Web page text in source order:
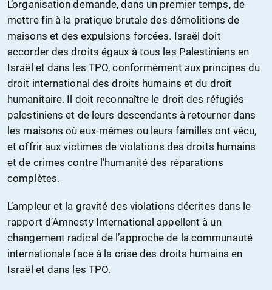
L’organisation demande, dans un premier temps, de
mettre fin à la pratique brutale des démolitions de
maisons et des expulsions forcées. Israël doit
accorder des droits égaux à tous les Palestiniens en
Israël et dans les TPO, conformément aux principes du
droit international des droits humains et du droit
humanitaire. Il doit reconnaître le droit des réfugiés
palestiniens et de leurs descendants à retourner dans
les maisons où eux-mêmes ou leurs familles ont vécu,
et offrir aux victimes de violations des droits humains
et de crimes contre l’humanité des réparations
complètes.
L’ampleur et la gravité des violations décrites dans le
rapport d’Amnesty International appellent à un
changement radical de l’approche de la communauté
internationale face à la crise des droits humains en
Israël et dans les TPO.